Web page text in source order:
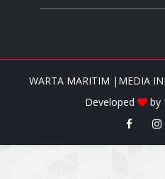
WARTA MARITIM |MEDIA
Developed
by